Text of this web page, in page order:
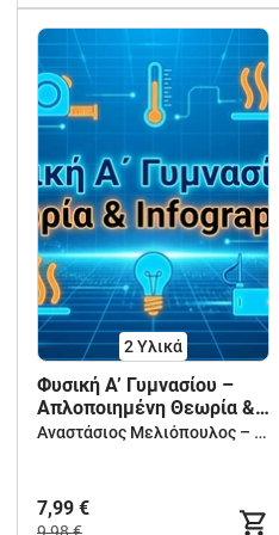
2 Υλικά
Φυσική Α’ Γυμνασίου –
Απλοποιημένη Θεωρία &
Infographics (16:9)
Αναστάσιος Μελιόπουλος – Δημιουργική Μάθηση για Νηπιαγωγείο, Δημοτικό & Γυμνάσιο
7,99 €